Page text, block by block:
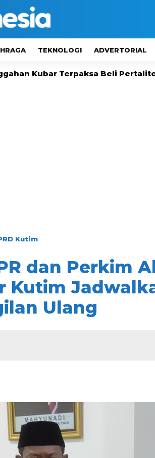
TEKNOLOGI ADVERTORIAL
Beli Pertalite Rp16 Ribu,
Kutim
dan Perkim
Kutim
Ulang